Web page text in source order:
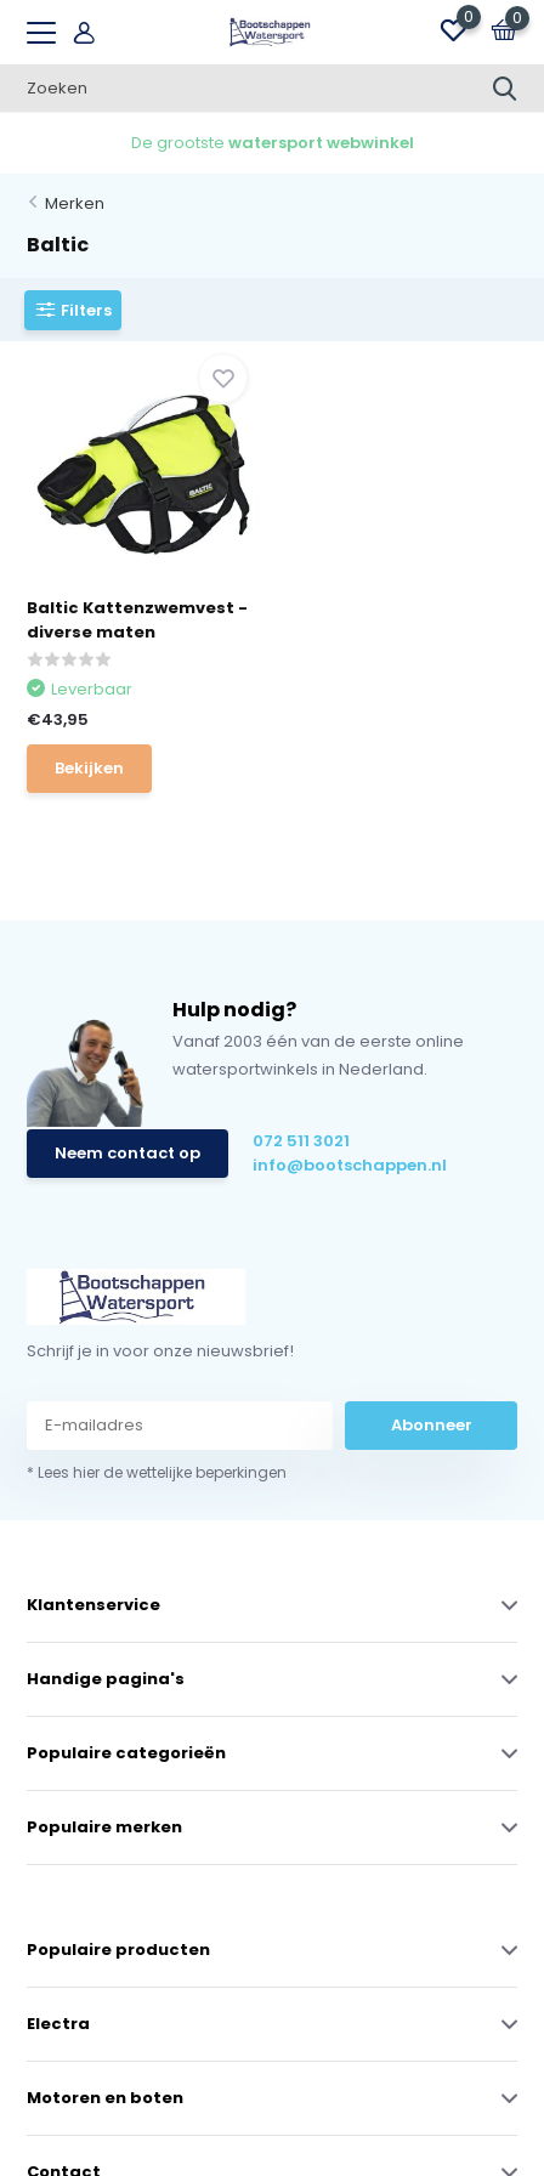
0 0
De grootstewatersport webwinkel
Merken
Baltic
Filters
Baltic Kattenzwemvest -
diverse maten
Leverbaar
€43,95
Bekijken
Hulp nodig?
Vanaf 2003 één van de eerste online
watersportwinkels in Nederland.
Neem contact op
072 511 3021
info@bootschappen.nl
Schrijf je in voor onze nieuwsbrief!
Abonneer
* Lees hier de wettelijke beperkingen
Klantenservice
Handige pagina's
Populaire categorieën
Populaire merken
Populaire producten
Electra
Motoren en boten